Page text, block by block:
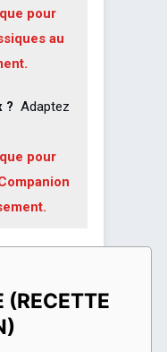
pour
au
? Adaptez
pour
(RECETTE